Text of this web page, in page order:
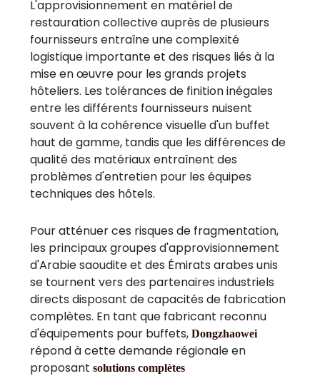
L'approvisionnement en matériel de
restauration collective auprès de plusieurs
fournisseurs entraîne une complexité
logistique importante et des risques liés à la
mise en œuvre pour les grands projets
hôteliers. Les tolérances de finition inégales
entre les différents fournisseurs nuisent
souvent à la cohérence visuelle d'un buffet
haut de gamme, tandis que les différences de
qualité des matériaux entraînent des
problèmes d'entretien pour les équipes
techniques des hôtels.
Pour atténuer ces risques de fragmentation,
les principaux groupes d'approvisionnement
d'Arabie saoudite et des Émirats arabes unis
se tournent vers des partenaires industriels
directs disposant de capacités de fabrication
complètes. En tant que fabricant reconnu
d'équipements pour buffets, Dongzhaowei
répond à cette demande régionale en
proposantsolutions complètes